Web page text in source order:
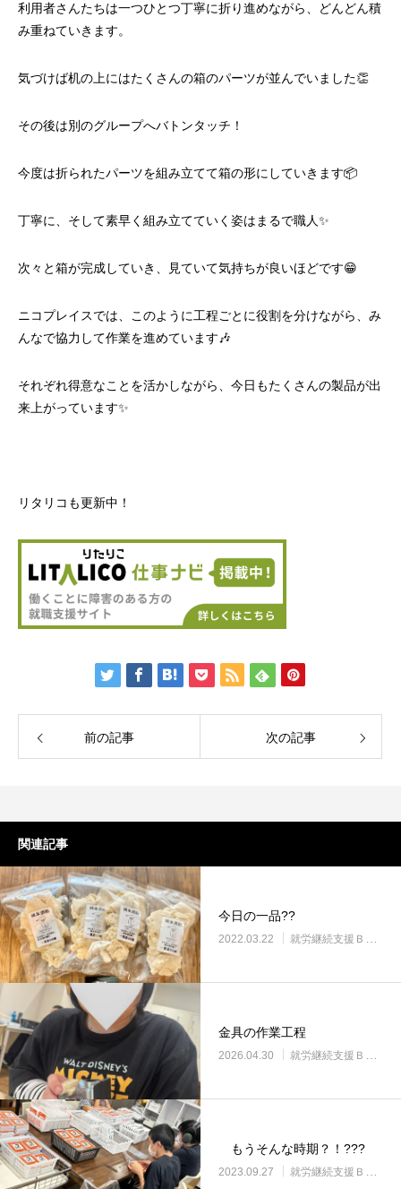
利用者さんたちは一つひとつ丁寧に折り進めながら、どんどん積
み重ねていきます。
気づけば机の上にはたくさんの箱のパーツが並んでいました👏
その後は別のグループへバトンタッチ！
今度は折られたパーツを組み立てて箱の形にしていきます📦
丁寧に、そして素早く組み立てていく姿はまるで職人✨
次々と箱が完成していき、見ていて気持ちが良いほどです😁
ニコプレイスでは、このように工程ごとに役割を分けながら、み
んなで協力して作業を進めています🎶
それぞれ得意なことを活かしながら、今日もたくさんの製品が出
来上がっています✨
リタリコも更新中！
前の記事 次の記事
関連記事
今日の一品??
2022.03.22 就労継続支援Ｂ型・ニコプレイス
金具の作業工程
2026.04.30 就労継続支援Ｂ型・ニコプレイス
もうそんな時期？！???
2023.09.27 就労継続支援Ｂ型・ニコプレイス